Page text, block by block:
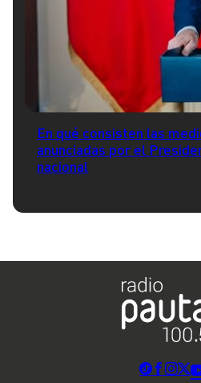
En qué consisten las
anunciadas por el
nacional